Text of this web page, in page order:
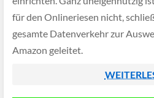
für den Onlineriesen nicht,
gesamte Datenverkehr zur
Amazon geleitet.